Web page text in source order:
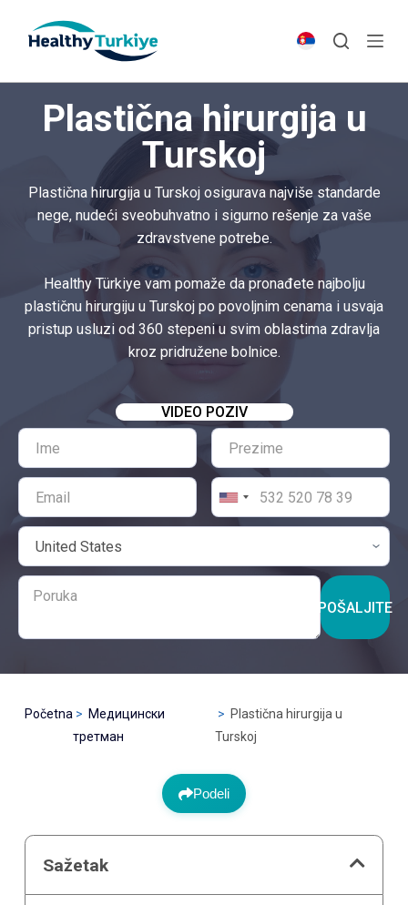
p
Plastična hirurgija u
Turskoj
Plastična hirurgija u Turskoj osigurava najviše standarde
nege, nudeći sveobuhvatno i sigurno rešenje za vaše
zdravstvene potrebe.
Healthy Türkiye vam pomaže da pronađete najbolju
plastičnu hirurgiju u Turskoj po povoljnim cenama i usvaja
pristup usluzi od 360 stepeni u svim oblastima zdravlja
kroz pridružene bolnice.
VIDEO POZIV
POŠALJITE
Početna
Медицински
третман
Plastična hirurgija u
Turskoj
Podeli
Sažetak